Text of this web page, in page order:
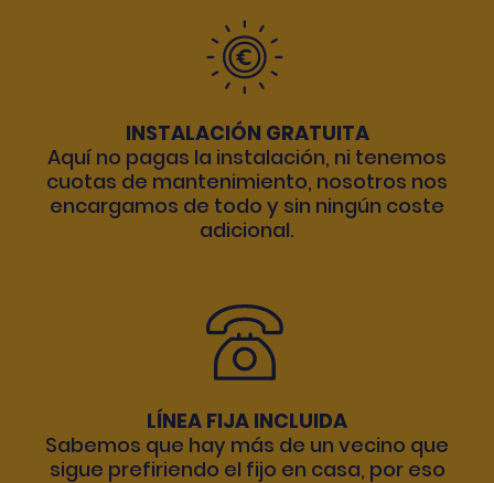
INSTALACIÓN GRATUITA
Aquí no pagas la instalación, ni tenemos
cuotas de mantenimiento, nosotros nos
encargamos de todo y sin ningún coste
adicional.
LÍNEA FIJA INCLUIDA
Sabemos que hay más de un vecino que
sigue prefiriendo el fijo en casa, por eso